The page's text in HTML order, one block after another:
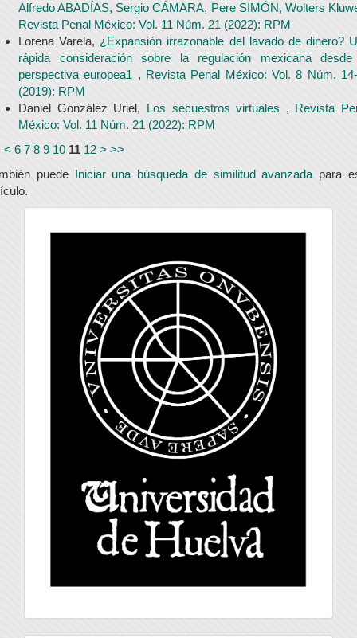
Alfredo ABADÍAS, Sergio CÁMARA, Pere SIMÓN, Wolters
Revista Penal México: Vol. 11 Núm. 21 (2022): RPM
Lorena Varela, ¿Expansión irrazonable del lavado de dinero?
rápida consideración sobre la regulación mexicana
perspectiva europea1 , Revista Penal México: Vol. 8 Núm.
(2019): RPM
Daniel González Uriel, Los secuestros virtuales , Revista
México: Vol. 11 Núm. 21 (2022): RPM
< 6 7 8 9 10 11 12 > >>
puede Iniciar una búsqueda de similitud avanzada para
universidad